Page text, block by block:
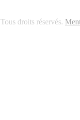
droits réservés.